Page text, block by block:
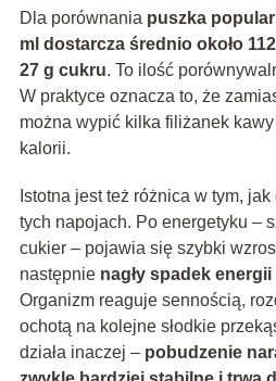
Dla porównania puszka
ml dostarcza średnio około
27 g cukru. To ilość
W praktyce oznacza to, że
można wypić kilka filiżanek
kalorii.
Istotna jest też różnica w tym,
tych napojach. Po energetyku –
cukier – pojawia się szybki
następnie nagły spadek
Organizm reaguje sennością,
ochotą na kolejne słodkie
działa inaczej – pobudzenie